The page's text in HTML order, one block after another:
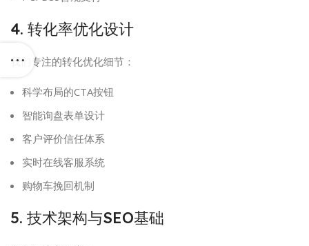
4. 转化率优化设计
我们专注的转化优化细节：
科学布局的CTA按钮
智能询盘表单设计
客户评价信任体系
实时在线客服系统
购物车挽回机制
5. 技术架构与SEO基础